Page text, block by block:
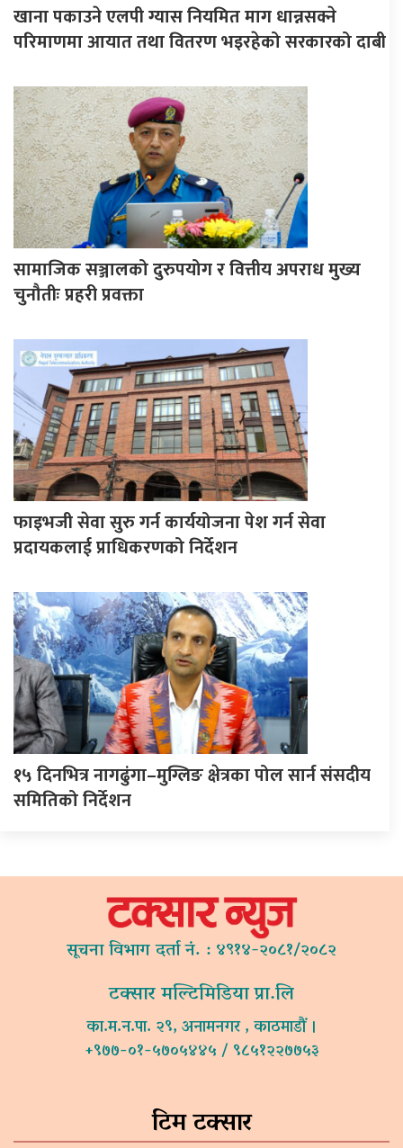
खाना पकाउने एलपी ग्यास नियमित माग धान्नसक्ने
परिमाणमा आयात तथा वितरण भइरहेको सरकारको दाबी
सामाजिक सञ्जालको दुरुपयोग र वित्तीय अपराध मुख्य
चुनौतीः प्रहरी प्रवक्ता
फाइभजी सेवा सुरु गर्न कार्ययोजना पेश गर्न सेवा
प्रदायकलाई प्राधिकरणको निर्देशन
१५ दिनभित्र नागढुंगा–मुग्लिङ क्षेत्रका पोल सार्न संसदीय
समितिको निर्देशन
सूचना विभाग दर्ता नं. : ४९१४-२०८१/२०८२
टक्सार मल्टिमिडिया प्रा.लि
का.म.न.पा. २९, अनामनगर , काठमाडौं ।
+९७७-०१-५७०५४४५ / ९८५१२२७७५३
टिम टक्सार